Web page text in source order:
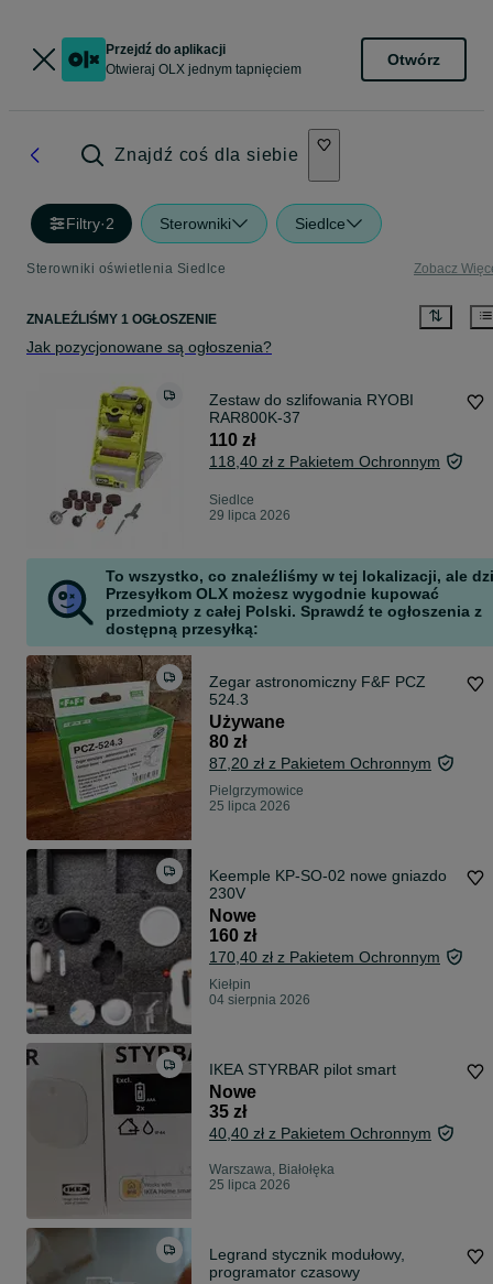
Przejdź do aplikacji
Otwieraj OLX jednym tapnięciem
Otwórz
Znajdź coś dla siebie
Filtry·2 Sterowniki Siedlce
Sterowniki oświetlenia Siedlce Zobacz
ZNALEŹLIŚMY 1 OGŁOSZENIE
Jak pozycjonowane są ogłoszenia?
Zestaw do szlifowania RYOBI
RAR800K-37
110 zł
118,40 zł z Pakietem Ochronnym
Siedlce
29 lipca 2026
To wszystko, co znaleźliśmy w tej lokalizacji, ale
Przesyłkom OLX możesz wygodnie kupować
przedmioty z całej Polski. Sprawdź te ogłoszenia z
dostępną przesyłką:
Zegar astronomiczny F&F PCZ
524.3
Używane
80 zł
87,20 zł z Pakietem Ochronnym
Pielgrzymowice
25 lipca 2026
Keemple KP-SO-02 nowe gniazdo
230V
Nowe
160 zł
170,40 zł z Pakietem Ochronnym
Kiełpin
04 sierpnia 2026
IKEA STYRBAR pilot smart
Nowe
35 zł
40,40 zł z Pakietem Ochronnym
Warszawa, Białołęka
25 lipca 2026
Legrand stycznik modułowy,
programator czasowy